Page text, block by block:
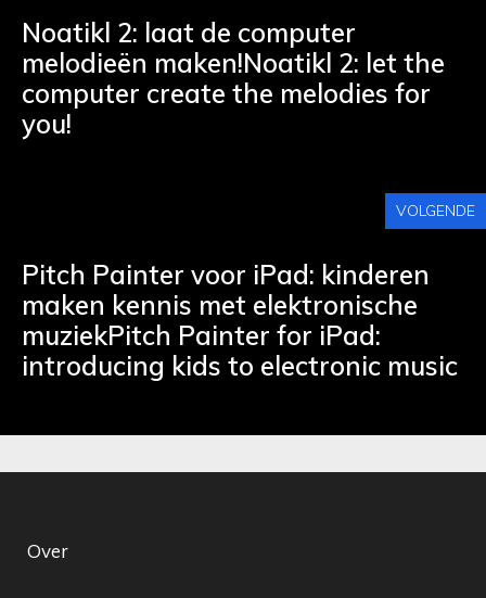
Noatikl 2: laat de computer
melodieën maken!Noatikl 2: let the
computer create the melodies for
you!
VOLGENDE
Pitch Painter voor iPad: kinderen
maken kennis met elektronische
muziekPitch Painter for iPad:
introducing kids to electronic music
Over